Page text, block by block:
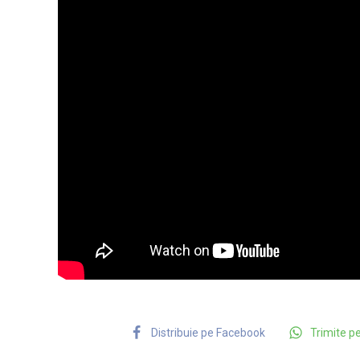
Distribuie pe Facebook Trimite